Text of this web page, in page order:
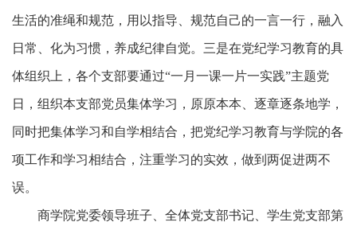
生活的准绳和规范，用以指导、规范自己的一言一行，融入
日常、化为习惯，养成纪律自觉。三是在党纪学习教育的具
体组织上，各个支部要通过“一月一课一片一实践”主题党
日，组织本支部党员集体学习，原原本本、逐章逐条地学，
同时把集体学习和自学相结合，把党纪学习教育与学院的各
项工作和学习相结合，注重学习的实效，做到两促进两不
误。
商学院党委领导班子、全体党支部书记、学生党支部第